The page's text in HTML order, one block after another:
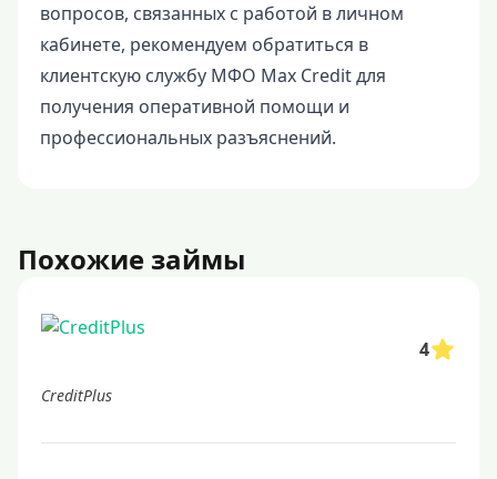
вопросов, связанных с работой в личном
кабинете, рекомендуем обратиться в
клиентскую службу МФО Max Credit для
получения оперативной помощи и
профессиональных разъяснений.
Похожие займы
4
CreditPlus